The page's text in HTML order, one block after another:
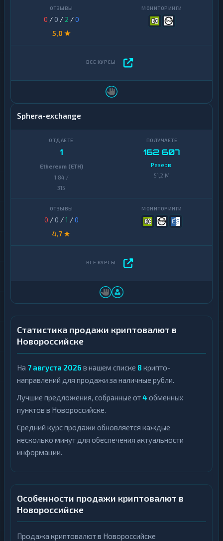
0 / 0 / 2 /0
5,0 ★
Sphera-exchange
1
Ethereum (ETH)
1,84 /
315
162 607
Резерв:
51,2 M
0 / 0 /1 /0
4,7 ★
Статистика продажи криптовалют в
Новороссийске
На 7 августа 2026 в нашем списке 8 крипто-
направлений для продажи за наличные рубли.
Лучшие предложения, собранные от4обменных
пунктов в Новороссийске.
Средний курс продажи обновляется каждые
несколько минут для обеспечения актуальности
информации.
Особенности продажи криптовалют в
Новороссийске
Продажа криптовалют в Новороссийске